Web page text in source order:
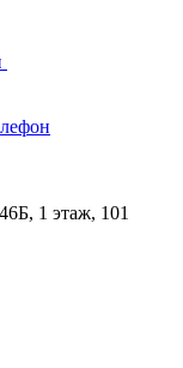
1 этаж, 101